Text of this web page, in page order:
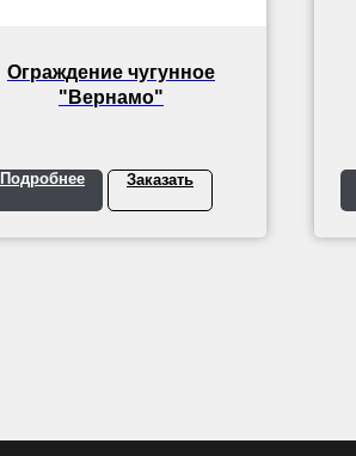
Ограждение чугунное
"Вернамо"
Подробнее Заказать